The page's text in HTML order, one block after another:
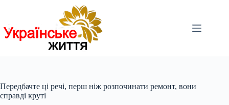
Передбачте ці речі, перш ніж розпочинати ремонт, вони
справді круті